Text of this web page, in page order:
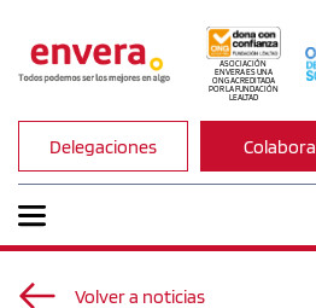
ASOCIACIÓN
ENVERA ES UNA
ONG ACREDITADA
POR LA FUNDACIÓN
LEALTAD
Delegaciones Colabora
Volver a noticias